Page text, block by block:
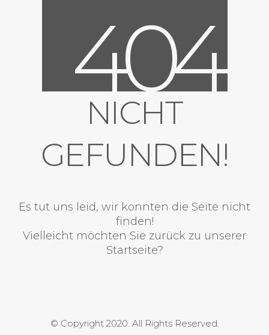
404
NICHT
GEFUNDEN!
Es tut uns leid, wir konnten die Seite nicht
finden!
Vielleicht möchten Sie zurück zu unserer
Startseite?
© Copyright 2020. All Rights Reserved.